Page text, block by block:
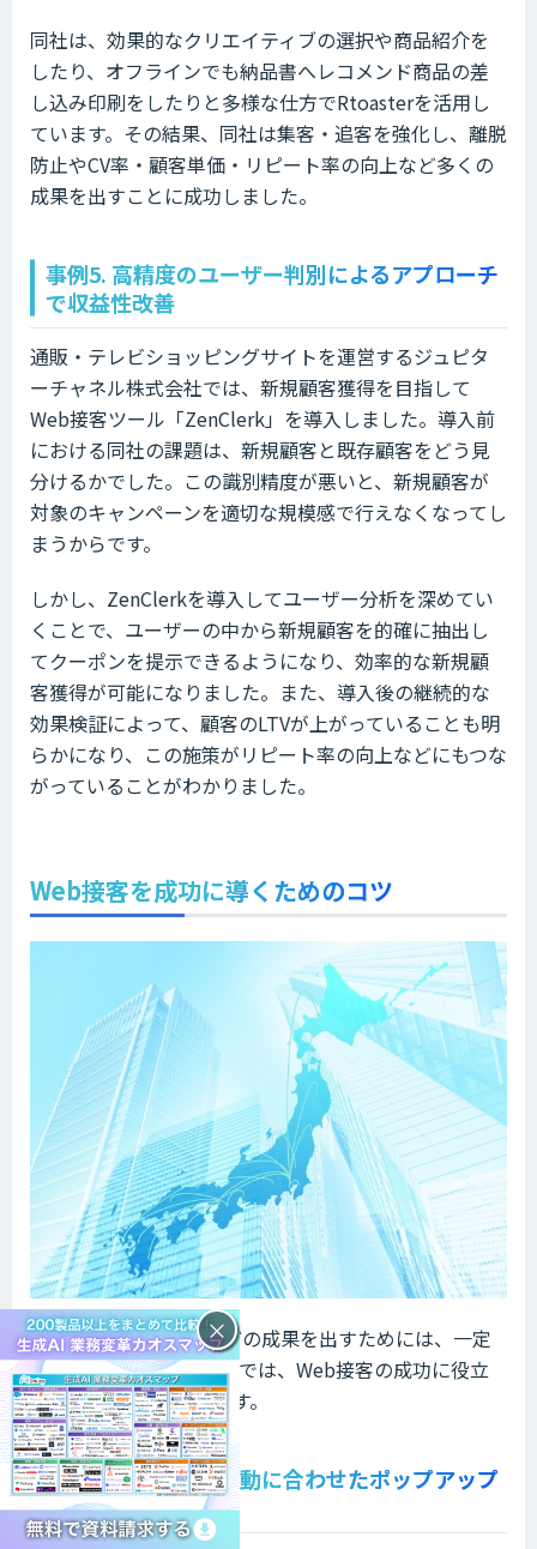
同社は、効果的なクリエイティブの選択や商品紹介を
したり、オフラインでも納品書へレコメンド商品の差
し込み印刷をしたりと多様な仕方でRtoasterを活用し
ています。その結果、同社は集客・追客を強化し、離脱
防止やCV率・顧客単価・リピート率の向上など多くの
成果を出すことに成功しました。
事例5. 高精度のユーザー判別によるアプローチ
で収益性改善
通販・テレビショッピングサイトを運営するジュピタ
ーチャネル株式会社では、新規顧客獲得を目指して
Web接客ツール「ZenClerk」を導入しました。導入前
における同社の課題は、新規顧客と既存顧客をどう見
分けるかでした。この識別精度が悪いと、新規顧客が
対象のキャンペーンを適切な規模感で行えなくなってし
まうからです。
しかし、ZenClerkを導入してユーザー分析を深めてい
くことで、ユーザーの中から新規顧客を的確に抽出し
てクーポンを提示できるようになり、効率的な新規顧
客獲得が可能になりました。また、導入後の継続的な
効果検証によって、顧客のLTVが上がっていることも明
らかになり、この施策がリピート率の向上などにもつな
がっていることがわかりました。
Web接客を成功に導くためのコツ
Web接客で売上向上などの成果を出すためには、一定
のコツが必要です。ここでは、Web接客の成功に役立
つコツを2つご紹介します。
ユーザーの特徴や行動に合わせたポップアップ
表示を設定する
×